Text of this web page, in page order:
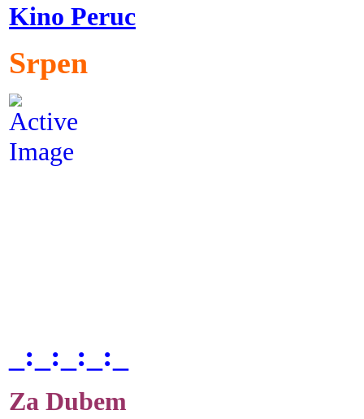
Kino Peruc
Srpen
_:_:_:_:_
Za Dubem